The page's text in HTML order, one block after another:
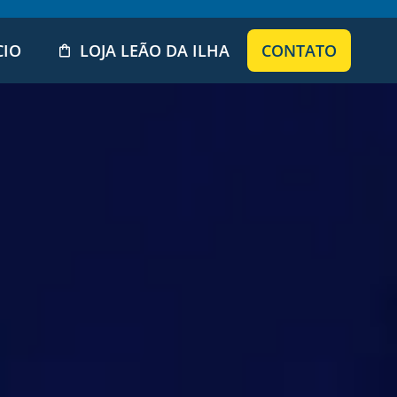
LOJA LEÃO DA ILHA CONTATO